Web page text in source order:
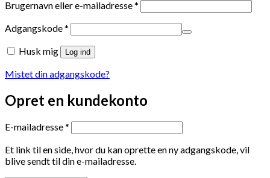
Brugernavn eller e-mailadresse*
Adgangskode*
Husk mig Log ind
Mistet din adgangskode?
Opret en kundekonto
E-mailadresse* Påkrævet
Et link til en side, hvor du kan oprette en ny adgangskode, vil
blive sendt til din e-mailadresse.